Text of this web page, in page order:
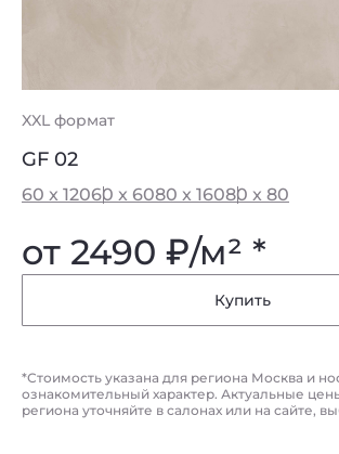
XXL формат
GF 02
60 x 12060 x 6080 x 16080 x 80
от 2490 ₽/м² *
Купить
*Стоимость указана для региона Москва и
ознакомительный характер. Актуальные
региона уточняйте в салонах или на сайте,